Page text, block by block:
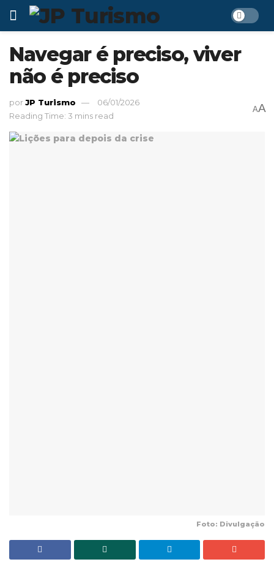
Navegar é preciso, viver
não é preciso
porJP Turismo
06/01/2026
Reading Time: 3 mins read
AA
Foto: Divulgação